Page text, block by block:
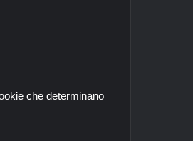
che determinano